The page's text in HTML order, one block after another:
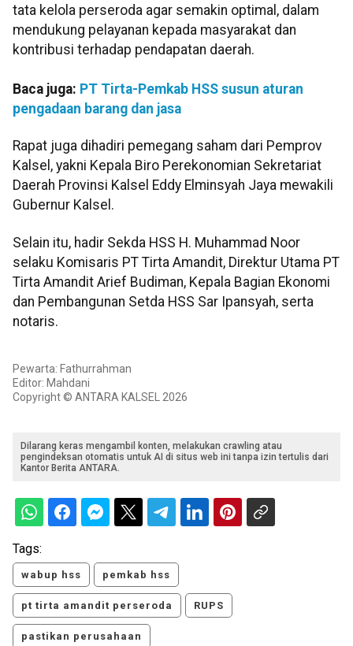
tata kelola perseroda agar semakin optimal, dalam
mendukung pelayanan kepada masyarakat dan
kontribusi terhadap pendapatan daerah.
Baca juga: PT Tirta-Pemkab HSS susun aturan
pengadaan barang dan jasa
Rapat juga dihadiri pemegang saham dari Pemprov
Kalsel, yakni Kepala Biro Perekonomian Sekretariat
Daerah Provinsi Kalsel Eddy Elminsyah Jaya mewakili
Gubernur Kalsel.
Selain itu, hadir Sekda HSS H. Muhammad Noor
selaku Komisaris PT Tirta Amandit, Direktur Utama PT
Tirta Amandit Arief Budiman, Kepala Bagian Ekonomi
dan Pembangunan Setda HSS Sar Ipansyah, serta
notaris.
Pewarta: Fathurrahman
Editor: Mahdani
Copyright © ANTARA KALSEL 2026
Dilarang keras mengambil konten, melakukan crawling atau
pengindeksan otomatis untuk AI di situs web ini tanpa izin tertulis dari
Kantor Berita ANTARA.
Tags:
wabup hss pemkab hss
pt tirta amandit perseroda RUPS
pastikan perusahaan